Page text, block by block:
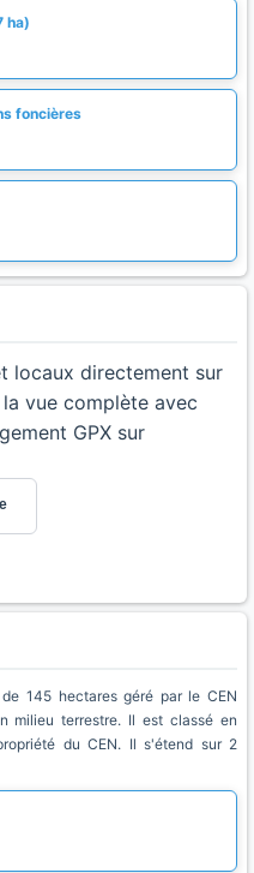
ha)
foncières
locaux directement sur
vue complète avec
GPX sur
145 hectares géré par le CEN
milieu terrestre. Il est classé en
du CEN. Il s'étend sur 2